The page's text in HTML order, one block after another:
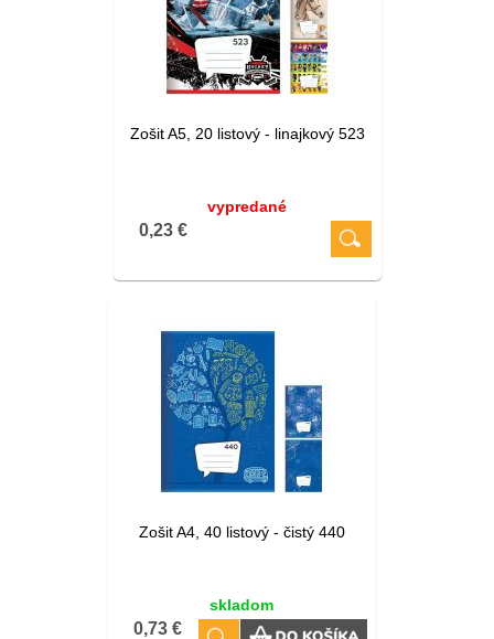
Zošit A5, 20 listový - linajkový 523
vypredané
0,23 €
Zošit A4, 40 listový - čistý 440
skladom
0,73 €